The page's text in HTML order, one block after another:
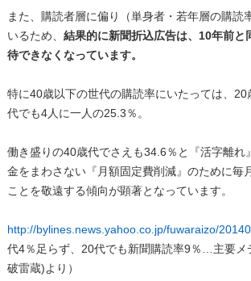
また、購読者層に偏り（単身者・若年層の購読
いるため、 結果的に新聞折込広告は、10年前と
待できなくなっています。
特に40歳以下の世代の購読率にいたっては、
代でも4人に一人の25.3％。
働き盛りの40歳代でさえも34.6％と『活字離れ
金をまわさない『月額固定費削減』のために毎
ことを敬遠する傾向が顕著となっています。
http://bylines.news.yahoo.co.jp/fuwaraizo/
代4％足らず、20代でも新聞購読率9％…主要メ
破雷蔵)より）